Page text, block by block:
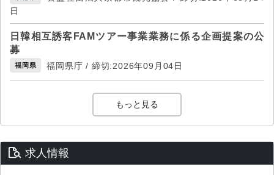
日
日韓相互誘客FAMツアー事業業務に係る企画提案の公
募
福岡県 福岡県庁 / 締切:2026年09月04日
もっと見る
求人情報